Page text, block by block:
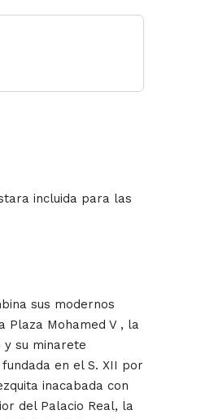
incluida para las
sus modernos
Plaza Mohamed V , la
y su minarete
en el S. XII por
inacabada con
del Palacio Real, la